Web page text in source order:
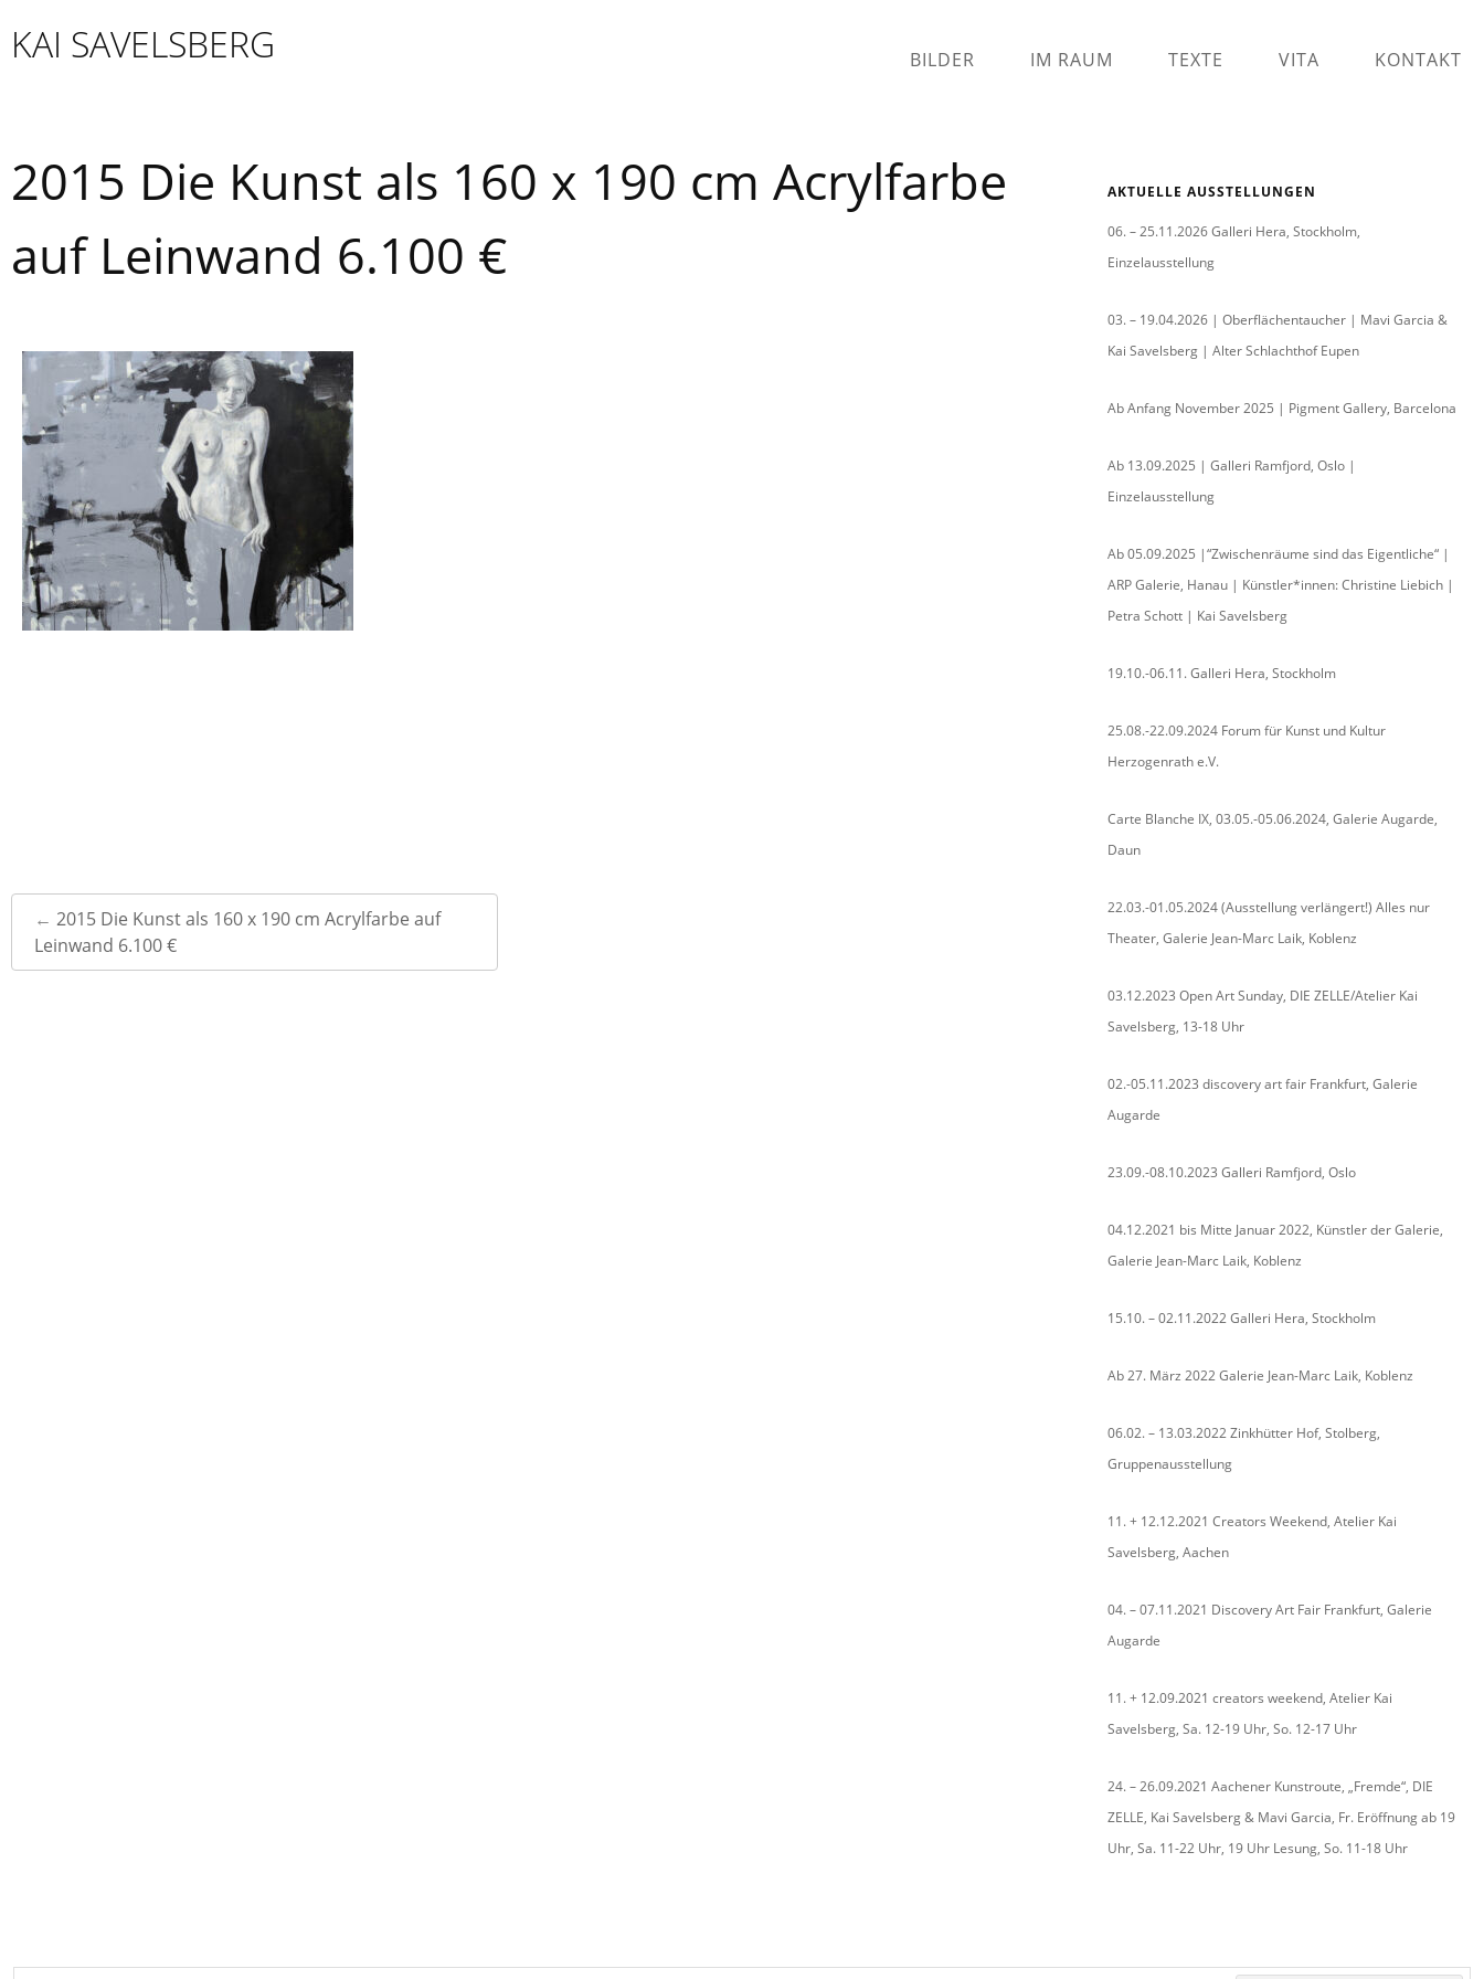
to
content
KAI SAVELSBERG BILDER IM RAUM TEXTE VITA KONTAKT
2015 Die Kunst als 160 x 190 cm Acrylfarbe
auf Leinwand 6.100 €
Post
navigation
← 2015 Die Kunst als 160 x 190 cm Acrylfarbe auf
Leinwand 6.100 €
AKTUELLE AUSSTELLUNGEN
06. – 25.11.2026 Galleri Hera, Stockholm,
Einzelausstellung
03. – 19.04.2026 | Oberflächentaucher | Mavi Garcia &
Kai Savelsberg | Alter Schlachthof Eupen
Ab Anfang November 2025 | Pigment Gallery, Barcelona
Ab 13.09.2025 | Galleri Ramfjord, Oslo |
Einzelausstellung
Ab 05.09.2025 |“Zwischenräume sind das Eigentliche“ |
ARP Galerie, Hanau | Künstler*innen: Christine Liebich |
Petra Schott | Kai Savelsberg
19.10.-06.11. Galleri Hera, Stockholm
25.08.-22.09.2024 Forum für Kunst und Kultur
Herzogenrath e.V.
Carte Blanche IX, 03.05.-05.06.2024, Galerie Augarde,
Daun
22.03.-01.05.2024 (Ausstellung verlängert!) Alles nur
Theater, Galerie Jean-Marc Laik, Koblenz
03.12.2023 Open Art Sunday, DIE ZELLE/Atelier Kai
Savelsberg, 13-18 Uhr
02.-05.11.2023 discovery art fair Frankfurt, Galerie
Augarde
23.09.-08.10.2023 Galleri Ramfjord, Oslo
04.12.2021 bis Mitte Januar 2022, Künstler der Galerie,
Galerie Jean-Marc Laik, Koblenz
15.10. – 02.11.2022 Galleri Hera, Stockholm
Ab 27. März 2022 Galerie Jean-Marc Laik, Koblenz
06.02. – 13.03.2022 Zinkhütter Hof, Stolberg,
Gruppenausstellung
11. + 12.12.2021 Creators Weekend, Atelier Kai
Savelsberg, Aachen
04. – 07.11.2021 Discovery Art Fair Frankfurt, Galerie
Augarde
11. + 12.09.2021 creators weekend, Atelier Kai
Savelsberg, Sa. 12-19 Uhr, So. 12-17 Uhr
24. – 26.09.2021 Aachener Kunstroute, „Fremde“, DIE
ZELLE, Kai Savelsberg & Mavi Garcia, Fr. Eröffnung ab 19
Uhr, Sa. 11-22 Uhr, 19 Uhr Lesung, So. 11-18 Uhr